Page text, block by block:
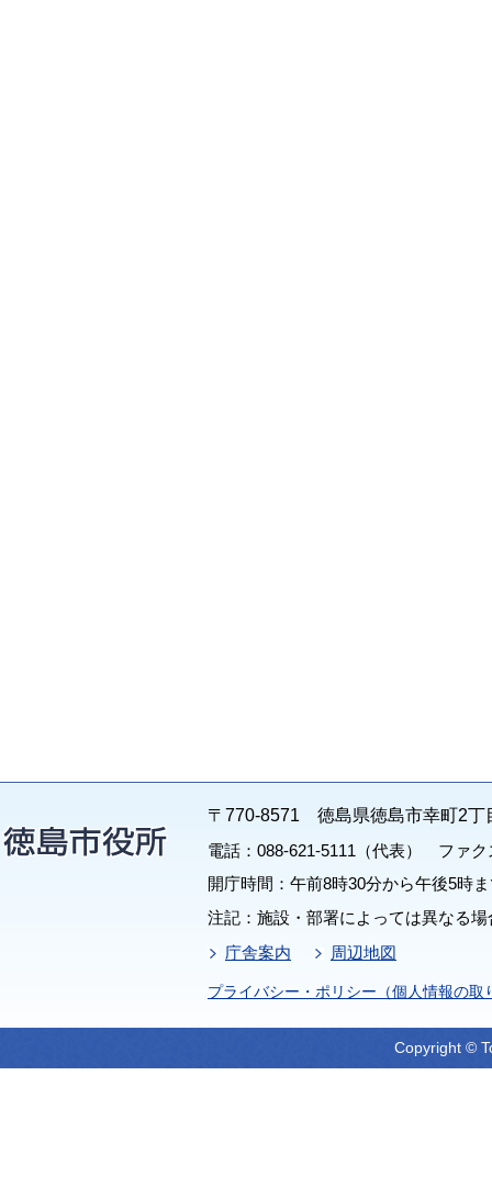
〒770-8571 徳島県徳島市幸町2丁
電話：088-621-5111（代表） ファク
開庁時間：午前8時30分から午後5時
注記：施設・部署によっては異なる
庁舎案内
周辺地図
プライバシー・ポリシー（個人情報の取
Copyright ©